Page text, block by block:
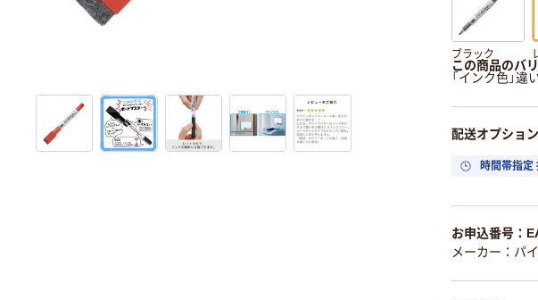
ブラック
この商品のバ
「インク色」違
配送オプション
時間帯指定
お申込番号：
メーカー：パ